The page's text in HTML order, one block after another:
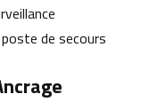
de secours